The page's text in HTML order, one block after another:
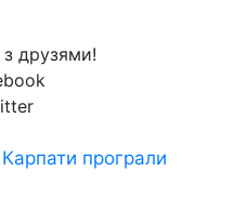
з друзями!
програли